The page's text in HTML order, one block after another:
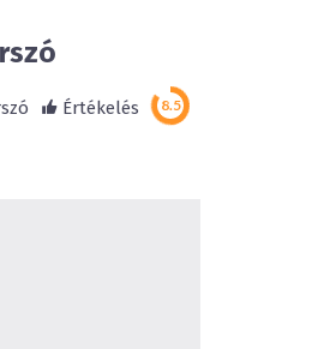
Értékelés